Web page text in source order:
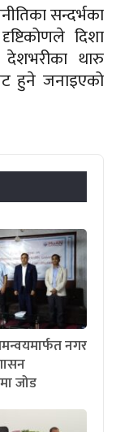
सन्दर्भका
दिशा
देशभरीका थारु
हुने जनाइएको
नगर
जोड